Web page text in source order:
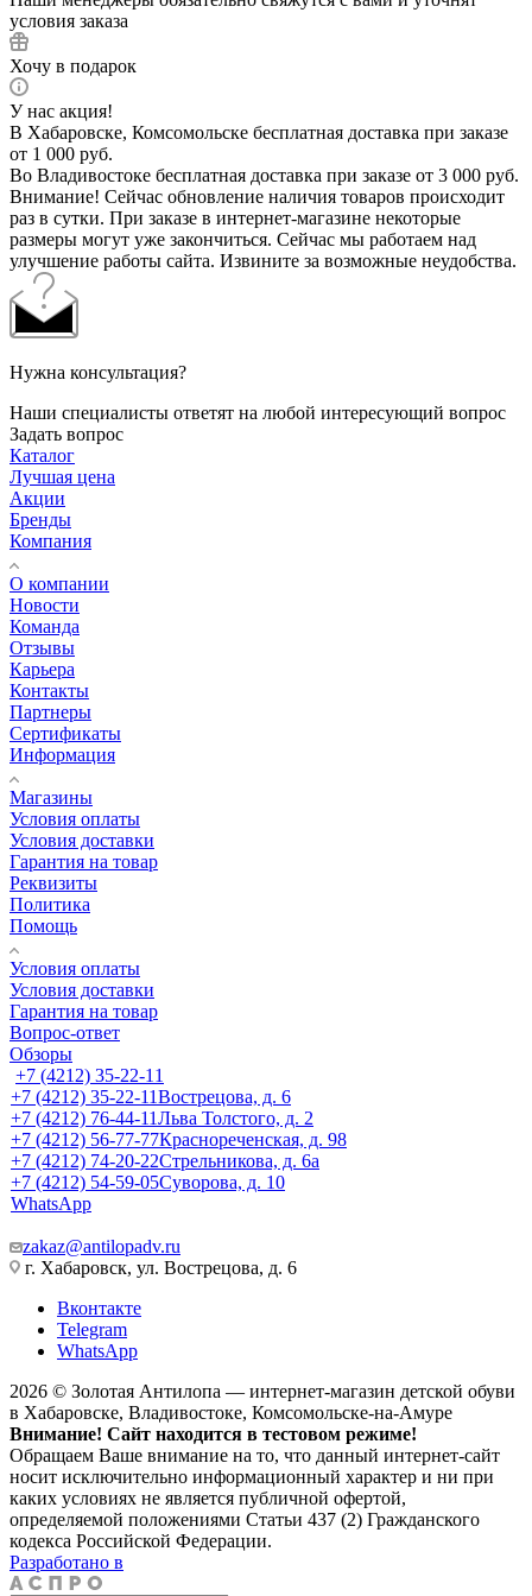
условия заказа
Хочу в подарок
У нас акция!
В Хабаровске, Комсомольске бесплатная доставка при заказе
от 1 000 руб.
Во Владивостоке бесплатная доставка при заказе от 3 000 руб.
Внимание! Сейчас обновление наличия товаров происходит
раз в сутки. При заказе в интернет-магазине некоторые
размеры могут уже закончиться. Сейчас мы работаем над
улучшение работы сайта. Извините за возможные неудобства.
Нужна консультация?
Наши специалисты ответят на любой интересующий вопрос
Задать вопрос
Каталог
Лучшая цена
Акции
Бренды
Компания
О компании
Новости
Команда
Отзывы
Карьера
Контакты
Партнеры
Сертификаты
Информация
Магазины
Условия оплаты
Условия доставки
Гарантия на товар
Реквизиты
Политика
Помощь
Условия оплаты
Условия доставки
Гарантия на товар
Вопрос-ответ
Обзоры
+7 (4212) 35-22-11
+7 (4212) 35-22-11Вострецова, д. 6
+7 (4212) 76-44-11Льва Толстого, д. 2
+7 (4212) 56-77-77Краснореченская, д. 98
+7 (4212) 74-20-22Стрельникова, д. 6а
+7 (4212) 54-59-05Суворова, д. 10
WhatsApp
zakaz@antilopadv.ru
г. Хабаровск, ул. Вострецова, д. 6
Вконтакте
Telegram
WhatsApp
2026 © Золотая Антилопа — интернет-магазин детской обуви
в Хабаровске, Владивостоке, Комсомольске-на-Амуре
Внимание! Сайт находится в тестовом режиме!
Обращаем Ваше внимание на то, что данный интернет-сайт
носит исключительно информационный характер и ни при
каких условиях не является публичной офертой,
определяемой положениями Статьи 437 (2) Гражданского
кодекса Российской Федерации.
Разработано в